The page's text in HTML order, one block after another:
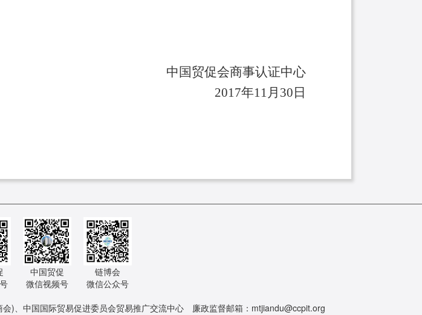
中国贸促会商事认证中心
2017年11月30日
中国贸促
微信视频号
链博会
微信公众号
)、中国国际贸易促进委员会贸易推广交流中心 廉政监督邮箱：mtjiandu@ccpit.org